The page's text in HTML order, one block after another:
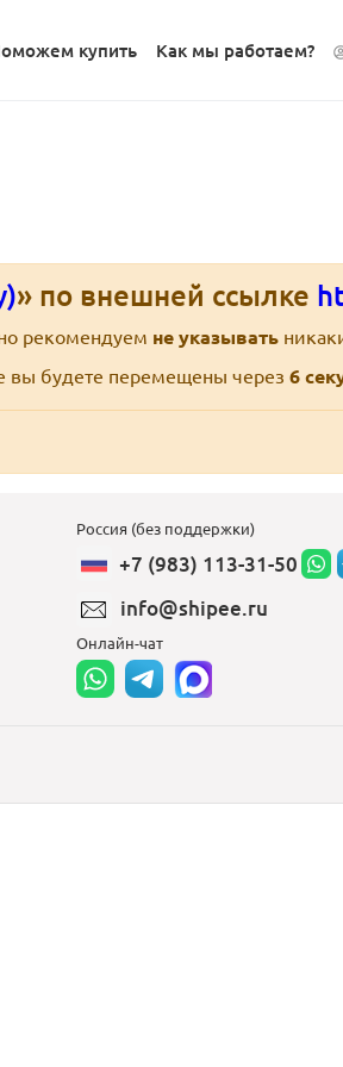
купить Как мы работаем?
» по внешней ссылке
рекомендуем не указывать
вы будете перемещены через 6
Россия (без поддержки)
+7 (983) 113-31-50
info@shipee.ru
Онлайн-чат